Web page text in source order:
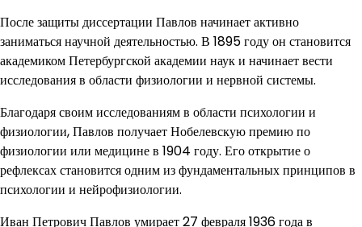
После защиты диссертации Павлов начинает активно
заниматься научной деятельностью. В 1895 году он становится
академиком Петербургской академии наук и начинает вести
исследования в области физиологии и нервной системы.
Благодаря своим исследованиям в области психологии и
физиологии, Павлов получает Нобелевскую премию по
физиологии или медицине в 1904 году. Его открытие о
рефлексах становится одним из фундаментальных принципов в
психологии и нейрофизиологии.
Иван Петрович Павлов умирает 27 февраля 1936 года в